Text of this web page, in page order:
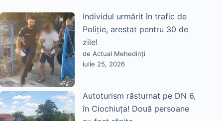
Individul urmărit în trafic de
Poliție, arestat pentru 30 de
zile!
de Actual Mehedinți
iulie 25, 2026
Autoturism răsturnat pe DN 6,
în Ciochiuța! Două persoane